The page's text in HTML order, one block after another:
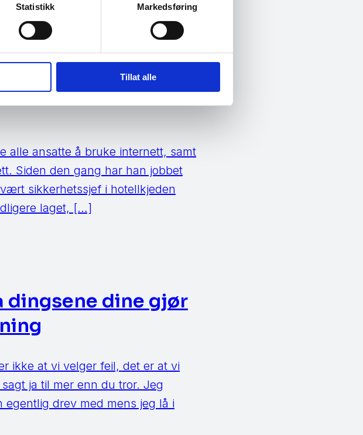
Statistikk Markedsføring
Tillat alle
over utdaterte og
av Per
alle ansatte å bruke internett, samt
Siden den gang har han jobbet
sikkerhetssjef i hotellkjeden
laget, […]
dingsene dine gjør
ikke at vi velger feil, det er at vi
ja til mer enn du tror. Jeg
drev med mens jeg lå i